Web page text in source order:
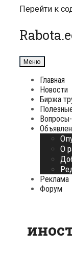
Перейти к
Меню
Главная
Новости
Биржа
О
Реклама
Форум